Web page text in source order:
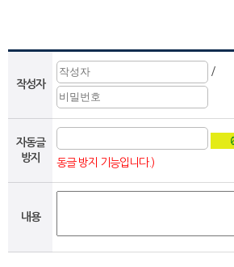
작성자
/
자동글
방지
동글 방지 기능입니다.)
내용